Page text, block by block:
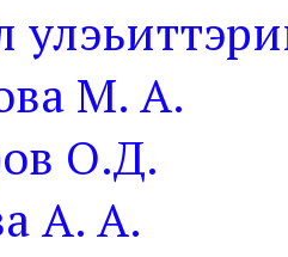
М. А.
О.Д.
А. А.